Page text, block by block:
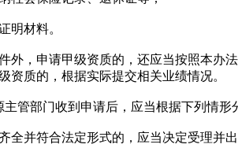
材料。
，申请甲级资质的，还应当按照本办
资质的，根据实际提交相关业绩情况。
部门收到申请后，应当根据下列情形
并符合法定形式的，应当决定受理并